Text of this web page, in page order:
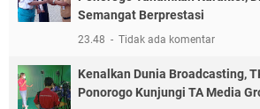
Semangat Berprestasi
23.48 Tidak ada komentar
Kenalkan Dunia Broadcasting,
Ponorogo Kunjungi TA Media